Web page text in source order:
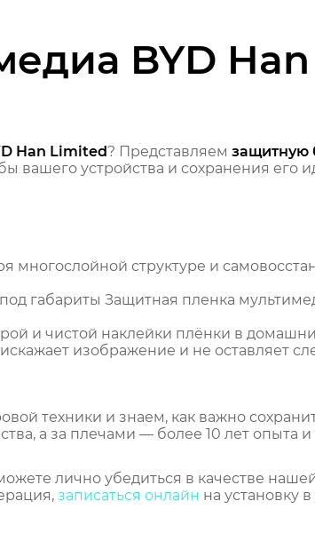
BYD Han
Han Limited? Представляем защитную
устройства и сохранения его
многослойной структуре и
габариты Защитная пленка
и чистой наклейки плёнки в
изображение и не оставляет
техники и знаем, как важно
а за плечами — более 10 лет опыта
лично убедиться в качестве
записаться онлайн на установку